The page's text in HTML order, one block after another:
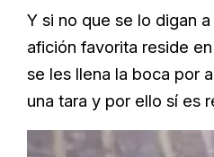
Y si no que se lo digan a
afición favorita reside
se les llena la boca por
una tara y por ello sí es